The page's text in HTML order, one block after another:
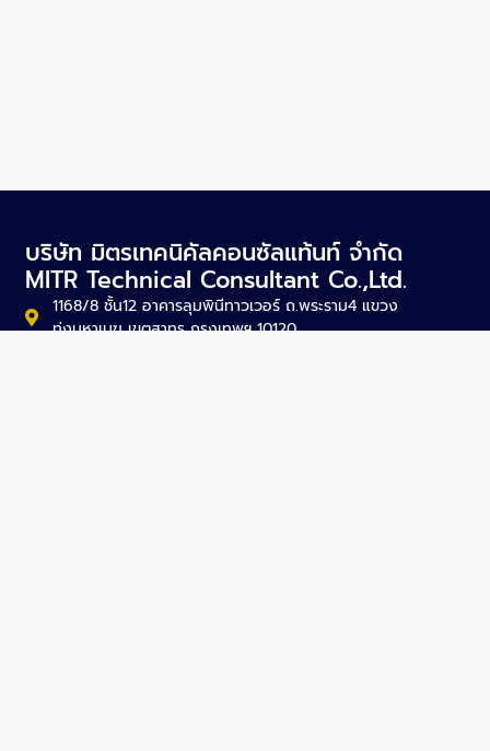
บริษัท มิตรเทคนิคัลคอนซัลแท้นท์ จำกัด
MITR Technical Consultant Co.,Ltd.
1168/8 ชั้น12 อาคารลุมพินีทาวเวอร์ ถ.พระราม4 แขวง
ทุ่งมหาเมฆ เขตสาทร กรุงเทพฯ 10120